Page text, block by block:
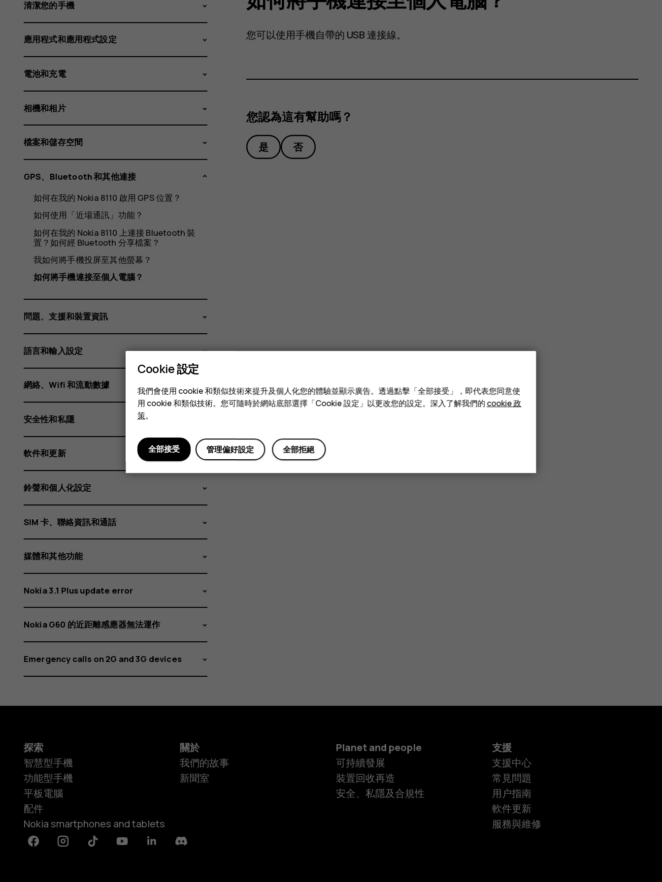
機
連
接
至
個
人
電
腦？
清潔您的手機
應用程式和應用程式設定
電池和充電
相機和相片
檔案和儲存空間
GPS、Bluetooth 和其他連接
如何在我的 Nokia 8110 啟用 GPS 位置？
如何使用「近場通訊」功能？
如何在我的 Nokia 8110 上連接 Bluetooth 裝
置？如何經 Bluetooth 分享檔案？
我如何將手機投屏至其他螢幕？
如何將手機連接至個人電腦？
問題、支援和裝置資訊
語言和輸入設定
網絡、Wifi 和流動數據
安全性和私隱
軟件和更新
鈴聲和個人化設定
SIM 卡、聯絡資訊和通話
媒體和其他功能
Nokia 3.1 Plus update error
Nokia G60 的近距離感應器無法運作
Emergency calls on 2G and 3G devices
您可以使用手機自帶的 USB 連接線。
您認為這有幫助嗎？
是 否
探索
智慧型手機
功能型手機
平板電腦
配件
Nokia smartphones and tablets
關於
我們的故事
新聞室
Planet and people
可持續發展
裝置回收再造
安全、私隱及合規性
支援
支援中心
常見問題
用户指南
軟件更新
服務與維修
FacebookInstagramTiktok YoutubeLinkedinDiscord
Cookie 設定
我們會使用 cookie 和類似技術來提升及個人化您的體驗並顯示廣告。透過點擊「全部接受」，即代表您同意使
用 cookie 和類似技術。您可隨時於網站底部選擇「Cookie 設定」以更改您的設定。深入了解我們的cookie 政
策。
全部拒絕
管理偏好設定
全部接受